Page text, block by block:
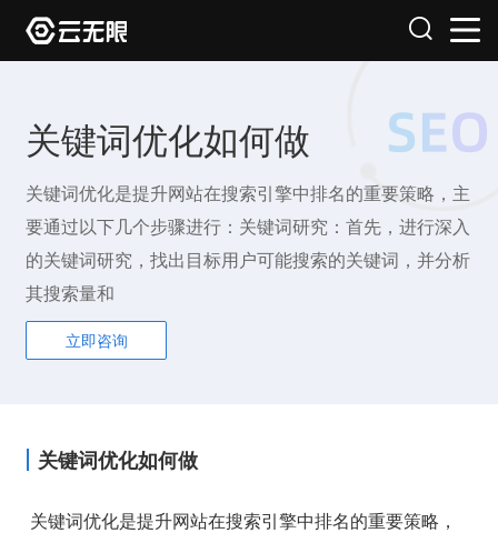
关键词优化如何做
关键词优化是提升网站在搜索引擎中排名的重要策略，主
要通过以下几个步骤进行：关键词研究：首先，进行深入
的关键词研究，找出目标用户可能搜索的关键词，并分析
其搜索量和
立即咨询
关键词优化如何做
关键词优化是提升网站在搜索引擎中排名的重要策略，